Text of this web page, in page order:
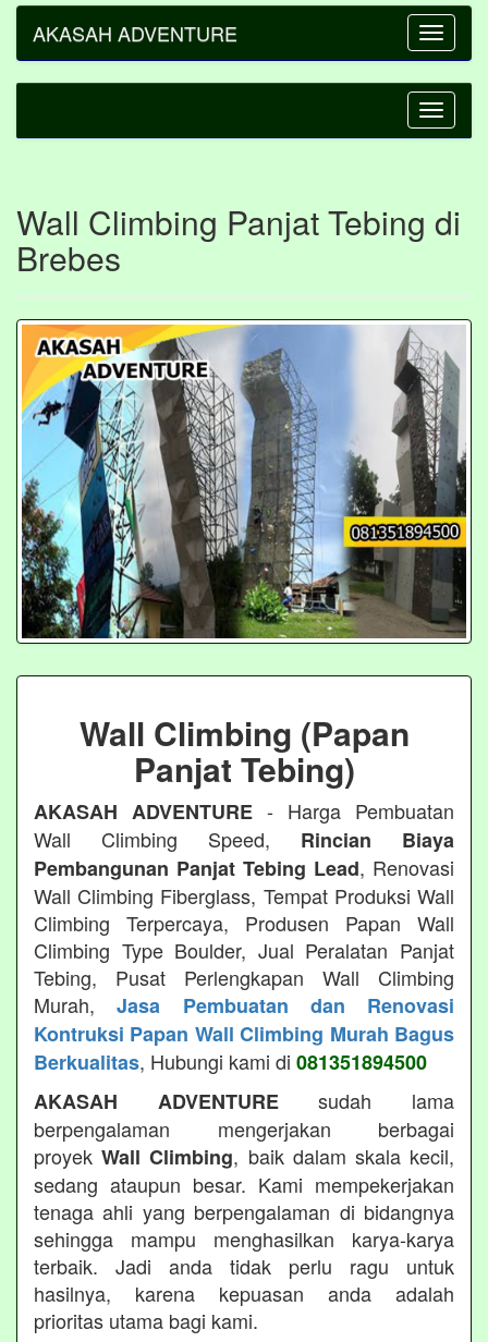
Toggle
AKASAH ADVENTURE
Toggle
Wall Climbing Panjat Tebing di
Brebes
Wall Climbing (Papan
Panjat Tebing)
AKASAH ADVENTURE - Harga Pembuatan
Wall Climbing Speed, Rincian Biaya
Pembangunan Panjat Tebing Lead, Renovasi
Wall Climbing Fiberglass, Tempat Produksi Wall
Climbing Terpercaya, Produsen Papan Wall
Climbing Type Boulder, Jual Peralatan Panjat
Tebing, Pusat Perlengkapan Wall Climbing
Murah,Jasa Pembuatan dan Renovasi
Kontruksi Papan Wall Climbing Murah Bagus
Berkualitas, Hubungi kami di 081351894500
AKASAH ADVENTUREsudah lama
berpengalaman mengerjakan berbagai
proyekWall Climbing, baik dalam skala kecil,
sedang ataupun besar. Kami mempekerjakan
tenaga ahli yang berpengalaman di bidangnya
sehingga mampu menghasilkan karya-karya
terbaik. Jadi anda tidak perlu ragu untuk
hasilnya, karena kepuasan anda adalah
prioritas utama bagi kami.